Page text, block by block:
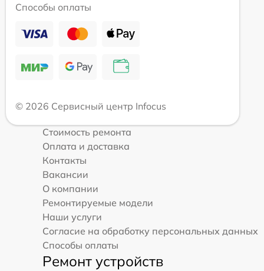
Способы оплаты
© 2026 Сервисный центр Infocus
Стоимость ремонта
Оплата и доставка
Контакты
Вакансии
О компании
Ремонтируемые модели
Наши услуги
Согласие на обработку персональных данных
Способы оплаты
Ремонт устройств